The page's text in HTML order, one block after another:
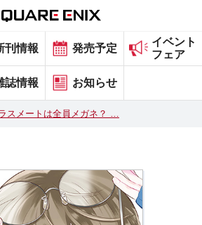
式サイトメニュー
刊情報 発売予定
イベント
フェア
誌情報 お知らせ
スメートは全員メガネ？ …